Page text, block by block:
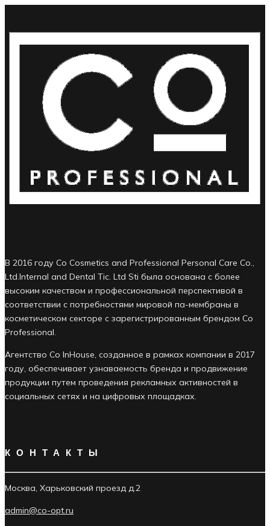
В 2016 году Co Cosmetics and Professional Personal Care Co.,
Ltd.Internal and Dental Tic. Ltd Sti была основана с более
высоким качеством и профессиональной перспективой в
соответствии с потребностями мировой па-мембраны в
косметическом секторе с зарегистрированным брендом Co
Professional.
Агентство Co InHouse, созданное в рамках компании в 2017
году, обеспечивает узнаваемость бренда и продвижение
продукции путем проведения рекламных активностей в
социальных сетях и на цифровых площадках.
КОНТАКТЫ
Москва, Харьковский проезд д.2
admin@co-opt.ru